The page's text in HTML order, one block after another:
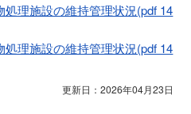
理施設の維持管理状況(pdf 14
理施設の維持管理状況(pdf 14
更新日：2026年04月23日